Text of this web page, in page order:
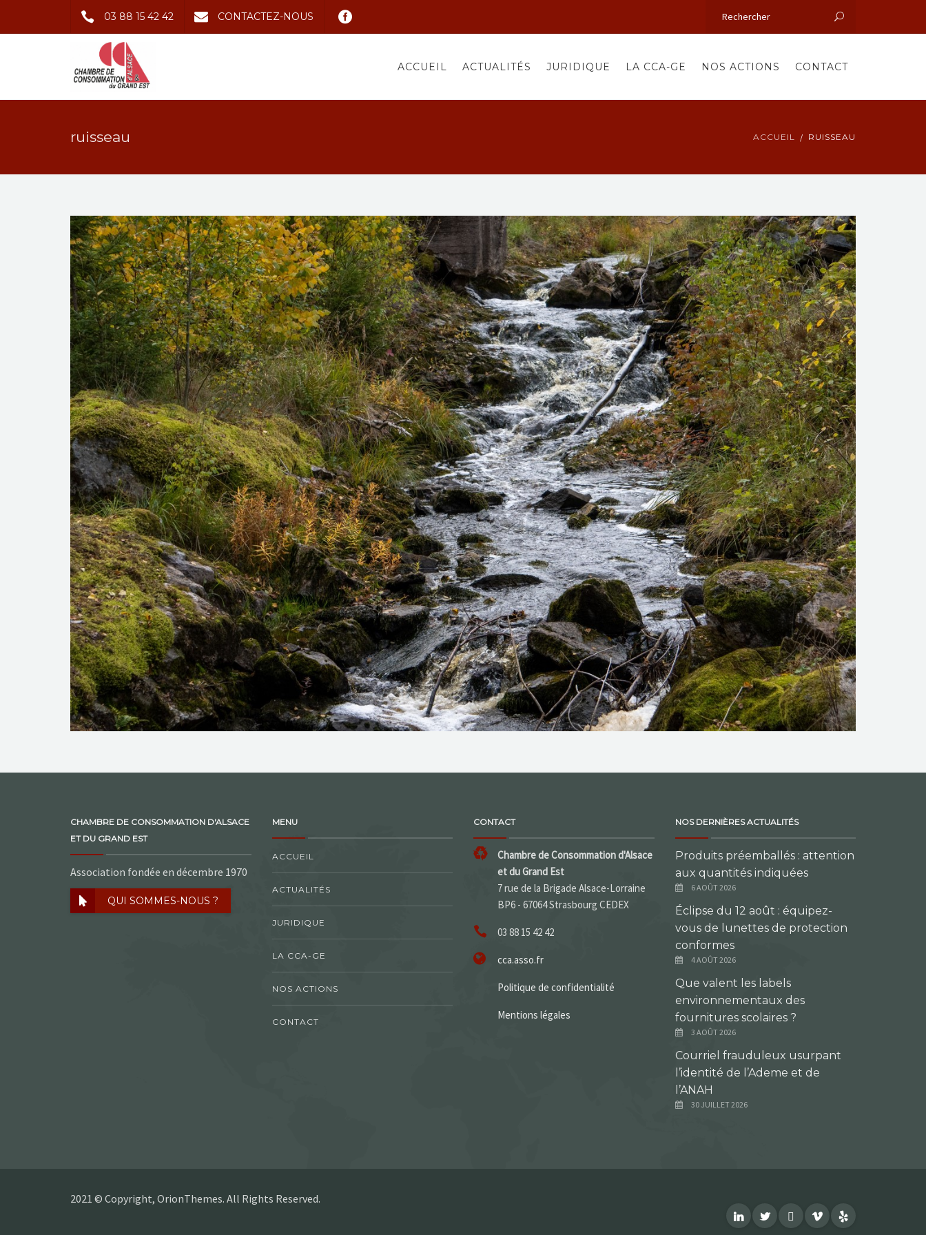
03 88 15 42 42 CONTACTEZ-NOUS
ACCUEIL ACTUALITÉS JURIDIQUE LA CCA-GE NOS ACTIONS CONTACT
ruisseau ACCUEIL RUISSEAU
CHAMBRE DE CONSOMMATION D'ALSACE
ET DU GRAND EST
Association fondée en décembre 1970
QUI SOMMES-NOUS ?
MENU
ACCUEIL
ACTUALITÉS
JURIDIQUE
LA CCA-GE
NOS ACTIONS
CONTACT
CONTACT
Chambre de Consommation d'Alsace
et du Grand Est
7 rue de la Brigade Alsace-Lorraine
BP6 - 67064 Strasbourg CEDEX
03 88 15 42 42
cca.asso.fr
Politique de confidentialité
Mentions légales
NOS DERNIÈRES ACTUALITÉS
Produits préemballés : attention
aux quantités indiquées
6 AOÛT 2026
Éclipse du 12 août : équipez-
vous de lunettes de protection
conformes
4 AOÛT 2026
Que valent les labels
environnementaux des
fournitures scolaires ?
3 AOÛT 2026
Courriel frauduleux usurpant
l’identité de l’Ademe et de
l’ANAH
30 JUILLET 2026
2021 © Copyright, OrionThemes. All Rights Reserved.